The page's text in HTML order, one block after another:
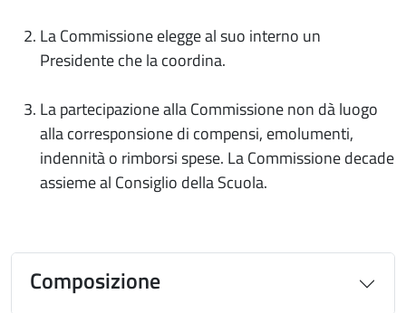
La Commissione elegge al suo interno un
Presidente che la coordina.
La partecipazione alla Commissione non dà luogo
alla corresponsione di compensi, emolumenti,
indennità o rimborsi spese. La Commissione decade
assieme al Consiglio della Scuola.
Composizione